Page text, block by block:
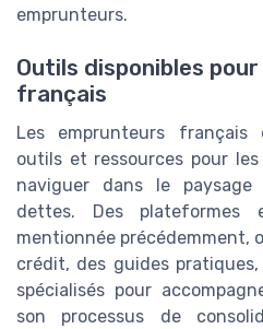
emprunteurs.
Outils disponibles
français
Les emprunteurs français
outils et ressources pour
naviguer dans le
dettes. Des plateformes
mentionnée précédemment,
crédit, des guides
spécialisés pour
son processus de